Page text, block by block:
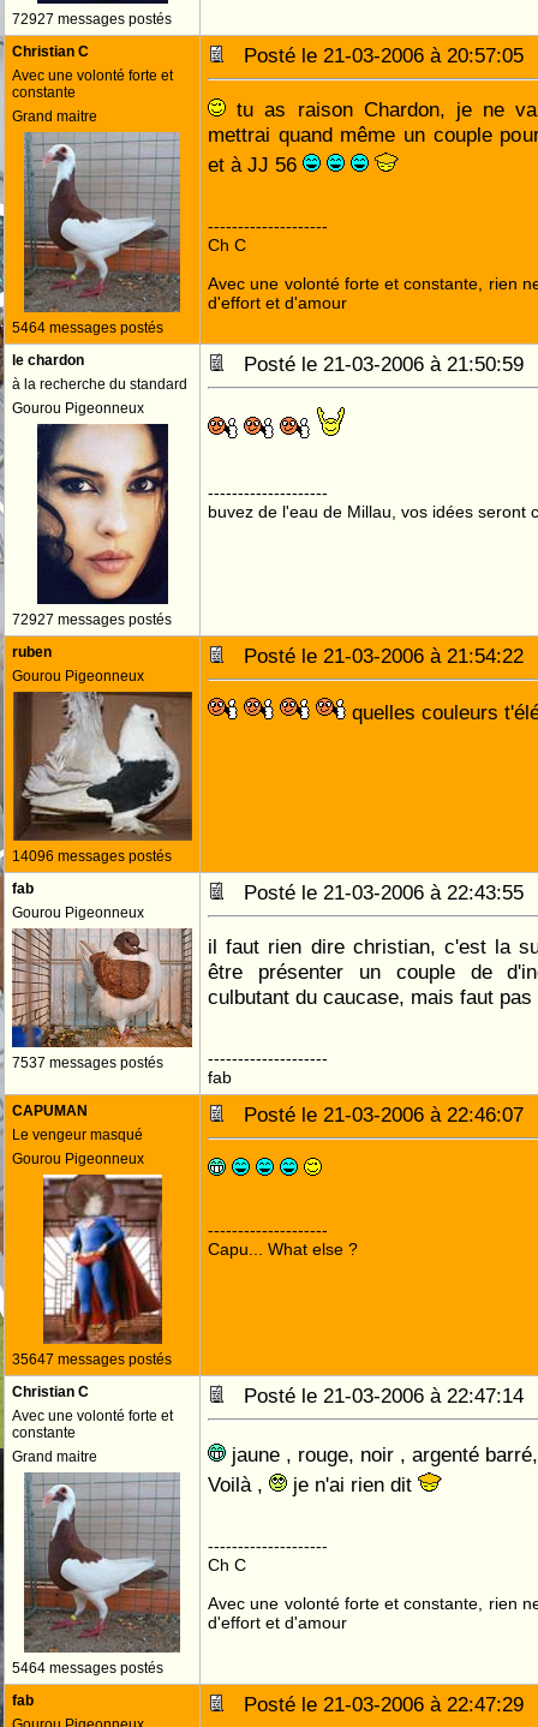
72927 messages postés
Christian C
Avec une volonté forte et
constante
Grand maitre
5464 messages postés
Posté le 21-03-2006 à
tu as raison Chardon, je ne
mettrai quand même un couple
et à JJ 56
--------------------
Ch C
Avec une volonté forte et constante, rien
d'effort et d'amour
le chardon
à la recherche du standard
Gourou Pigeonneux
72927 messages postés
Posté le 21-03-2006 à
--------------------
buvez de l'eau de Millau, vos idées seront
ruben
Gourou Pigeonneux
14096 messages postés
Posté le 21-03-2006 à
quelles couleurs
fab
Gourou Pigeonneux
7537 messages postés
Posté le 21-03-2006 à
il faut rien dire christian, c'est la
être présenter un couple de
culbutant du caucase, mais faut
--------------------
fab
CAPUMAN
Le vengeur masqué
Gourou Pigeonneux
35647 messages postés
Posté le 21-03-2006 à
--------------------
Capu... What else ?
Christian C
Avec une volonté forte et
constante
Grand maitre
5464 messages postés
Posté le 21-03-2006 à
jaune , rouge, noir , argenté
Voilà ,
je n'ai rien dit
--------------------
Ch C
Avec une volonté forte et constante, rien
d'effort et d'amour
fab
Posté le 21-03-2006 à